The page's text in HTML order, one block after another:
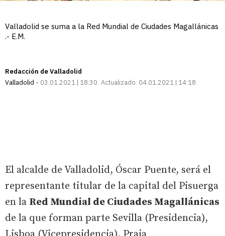
Valladolid se suma a la Red Mundial de Ciudades Magallánicas
.- E.M.
Redacción de Valladolid
Valladolid
03.01.2021 | 18:30 Actualizado: 04.01.2021 | 14:18
El alcalde de Valladolid, Óscar Puente, será el
representante titular de la capital del Pisuerga
en la Red Mundial de Ciudades Magallánicas
de la que forman parte Sevilla (Presidencia),